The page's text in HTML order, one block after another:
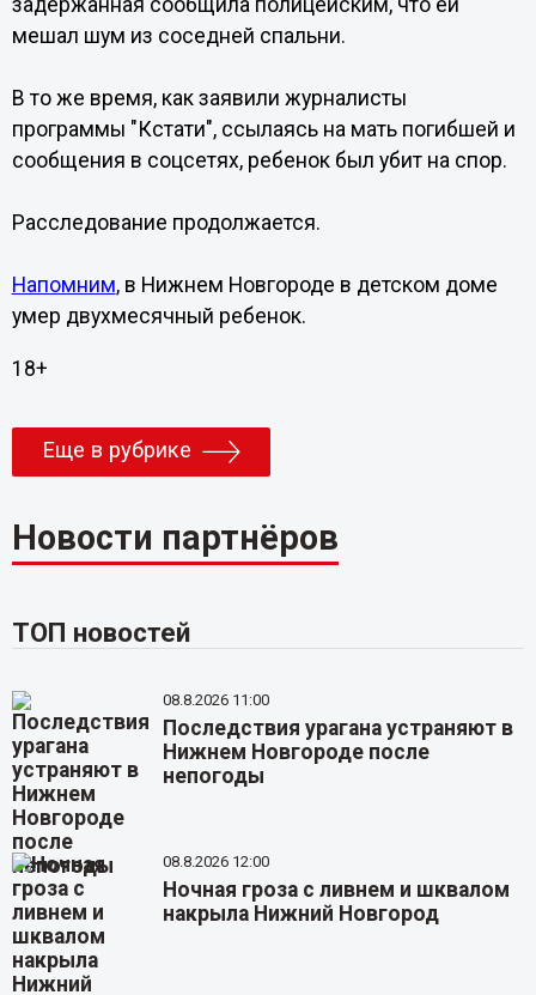
задержанная сообщила полицейским, что ей
мешал шум из соседней спальни.
В то же время, как заявили журналисты
программы "Кстати", ссылаясь на мать погибшей и
сообщения в соцсетях, ребенок был убит на спор.
Расследование продолжается.
Напомним, в Нижнем Новгороде в детском доме
умер двухмесячный ребенок.
18+
Еще в рубрике
Новости партнёров
ТОП новостей
08.8.2026 11:00
Последствия урагана устраняют в
Нижнем Новгороде после
непогоды
08.8.2026 12:00
Ночная гроза с ливнем и шквалом
накрыла Нижний Новгород